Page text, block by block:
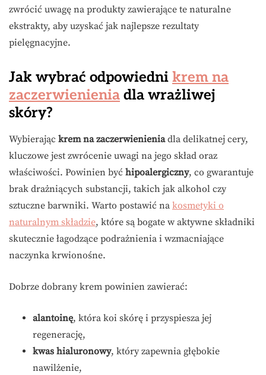
zwrócić uwagę na produkty zawierające te naturalne
ekstrakty, aby uzyskać jak najlepsze rezultaty
pielęgnacyjne.
Jak wybrać odpowiedni krem na
zaczerwienienia dla wrażliwej
skóry?
Wybierając krem na zaczerwienieniadla delikatnej cery,
kluczowe jest zwrócenie uwagi na jego skład oraz
właściwości. Powinien być hipoalergiczny, co gwarantuje
brak drażniących substancji, takich jak alkohol czy
sztuczne barwniki. Warto postawić na kosmetyki o
naturalnym składzie, które są bogate w aktywne składniki
skutecznie łagodzące podrażnienia i wzmacniające
naczynka krwionośne.
Dobrze dobrany krem powinien zawierać:
alantoinę, która koi skórę i przyspiesza jej
regenerację,
kwas hialuronowy, który zapewnia głębokie
nawilżenie,